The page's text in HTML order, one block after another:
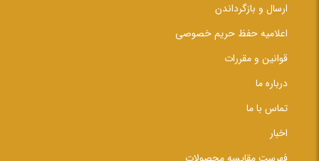
ارسال و بازگرداندن
اعلامیه حفظ حریم خصوصی
قوانین و مقررات
درباره ما
تماس با ما
اخبار